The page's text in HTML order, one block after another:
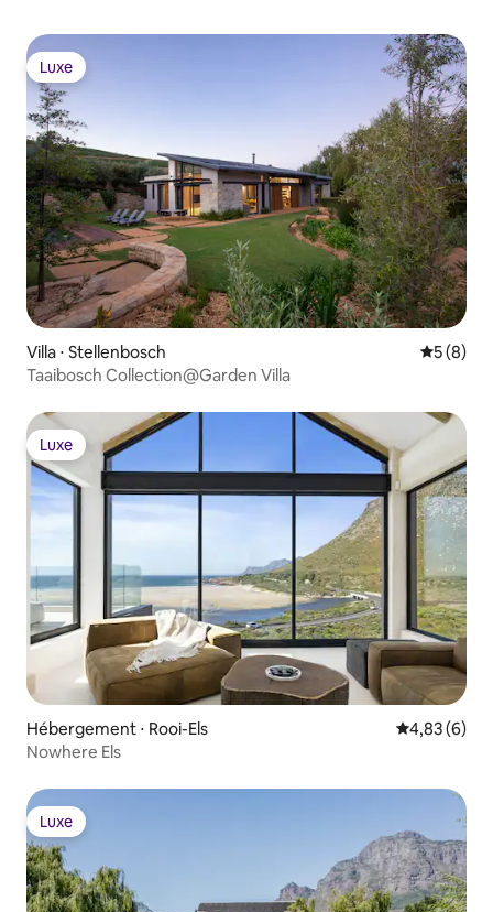
Luxe
Luxe
Villa ⋅ Stellenbosch
5 (8)
Taaibosch Collection@Garden Villa
Luxe
Luxe
Hébergement ⋅ Rooi-Els Évaluation
4,83 (6)
Nowhere Els
Luxe
Luxe